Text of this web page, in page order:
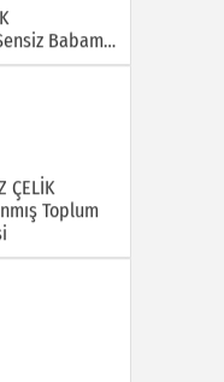
Babam…
ÇELİK
Toplum